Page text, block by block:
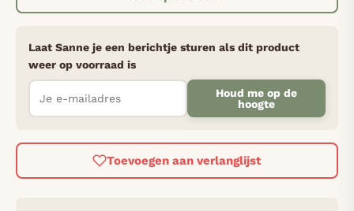
Laat Sanne je een berichtje sturen als dit product
weer op voorraad is
Houd me op de
hoogte
Toevoegen aan verlanglijst